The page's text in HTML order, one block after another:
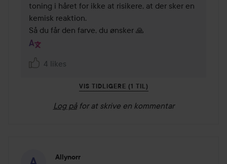
toning i håret for ikke at risikere, at der sker en
kemisk reaktion.
Så du får den farve, du ønsker 🙏
4 likes
VIS TIDLIGERE (1 TIL)
Log på for at skrive en kommentar
Allynorr